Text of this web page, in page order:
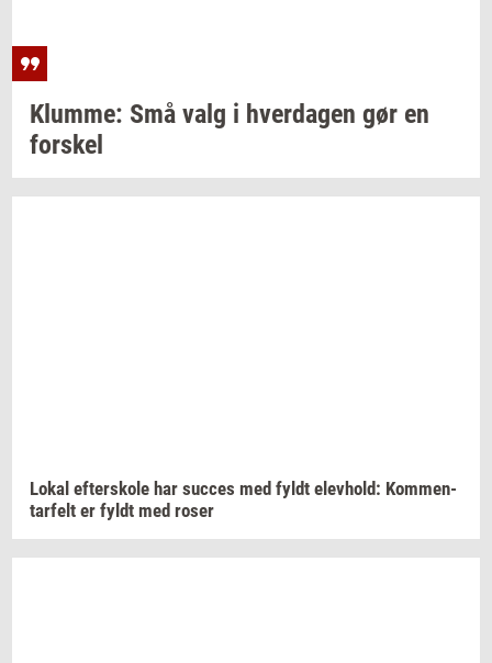
Klum­me: Små valg i hver­da­gen gør en
for­skel
Lokal ef­ter­sko­le har suc­ces med fyldt elev­hold: Kom­men­
tar­felt er fyldt med roser